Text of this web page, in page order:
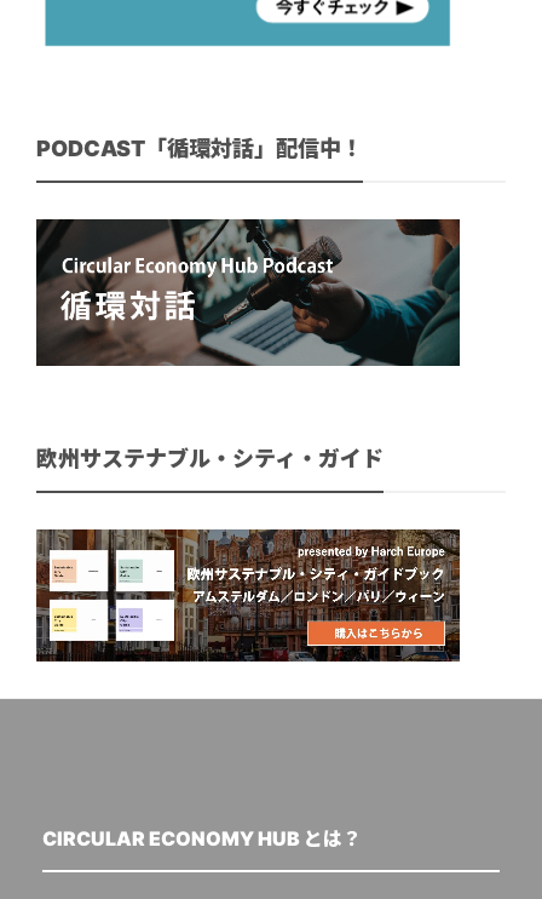
PODCAST「循環対話」配信中！
欧州サステナブル・シティ・ガイド
CIRCULAR ECONOMY HUB とは？